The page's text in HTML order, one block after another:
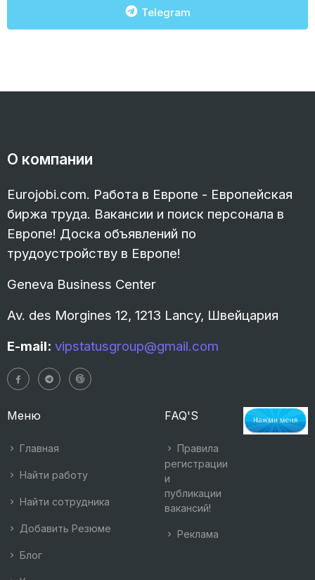
Telegram
О компании
Eurojobi.com. Работа в Европе - Европейская
биржа труда. Вакансии и поиск персонала в
Европе! Доска объявлений по
трудоустройству в Европе!
Geneva Business Center
Av. des Morgines 12, 1213 Lancy, Швейцария
E-mail: vipstatusgroup@gmail.com
Меню
Главная
Найти работу
Найти сотрудника
Добавить Резюме
Блог
FAQ'S
Правила
регистрации
и
публикации
вакансий!
Реклама